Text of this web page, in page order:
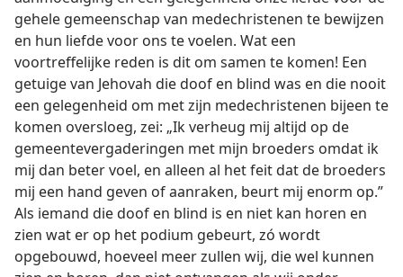
gehele gemeenschap van medechristenen te bewijzen
en hun liefde voor ons te voelen. Wat een
voortreffelijke reden is dit om samen te komen! Een
getuige van Jehovah die doof en blind was en die nooit
een gelegenheid om met zijn medechristenen bijeen te
komen oversloeg, zei: „Ik verheug mij altijd op de
gemeentevergaderingen met mijn broeders omdat ik
mij dan beter voel, en alleen al het feit dat de broeders
mij een hand geven of aanraken, beurt mij enorm op.”
Als iemand die doof en blind is en niet kan horen en
zien wat er op het podium gebeurt, zó wordt
opgebouwd, hoeveel meer zullen wij, die wel kunnen